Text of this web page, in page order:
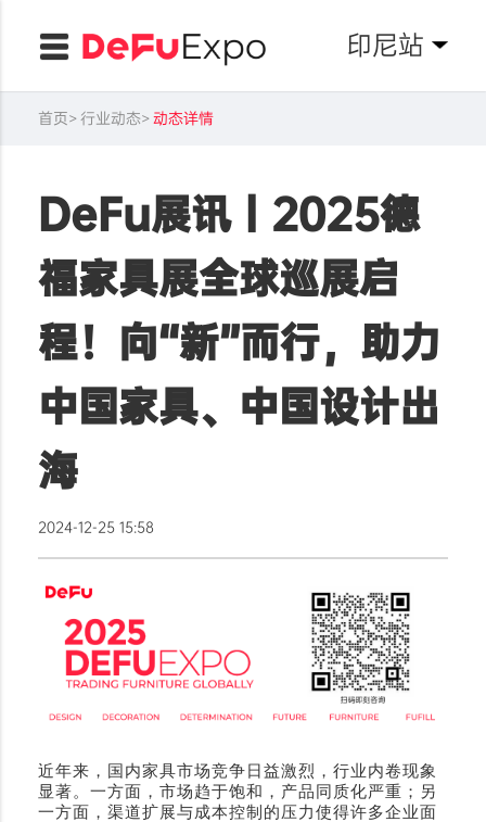
印尼站
首页 行业动态 动态详情
DeFu展讯丨2025德
福家具展全球巡展启
程！向“新”而行，助力
中国家具、中国设计出
海
2024-12-25 15:58
近年来，国内家具市场竞争日益激烈，行业内卷现象
显著。一方面，市场趋于饱和，产品同质化严重；另
一方面，渠道扩展与成本控制的压力使得许多企业面